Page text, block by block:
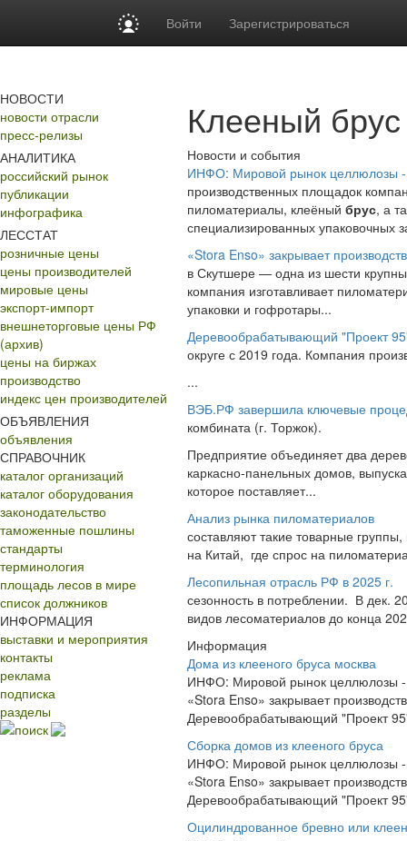
Войти Зарегистрироваться
НОВОСТИ
новости отрасли
пресс-релизы
АНАЛИТИКА
российский рынок
публикации
инфографика
ЛЕССТАТ
розничные цены
цены производителей
мировые цены
экспорт-импорт
внешнеторговые цены РФ
(архив)
цены на биржах
производство
индекс цен производителей
ОБЪЯВЛЕНИЯ
объявления
СПРАВОЧНИК
каталог организаций
каталог оборудования
законодательство
таможенные пошлины
стандарты
терминология
площадь лесов в мире
список должников
ИНФОРМАЦИЯ
выставки и мероприятия
контакты
реклама
подписка
разделы
поиск
Клееный
Новости и события
ИНФО: Мировой рынок целлюлозы -
производственных площадок
пиломатериалы, клеёный брус, а
специализированных упаковочных
«Stora Enso» закрывает
в Скутшере — одна из шести
компания изготавливает
упаковки и гофротары...
Деревообрабатывающий "Проект
округе с 2019 года. Компания
...
ВЭБ.РФ завершила ключевые
комбината (г. Торжок).
Предприятие объединяет два
каркасно-панельных домов,
которое поставляет...
Анализ рынка пиломатериалов
составляют такие товарные
на Китай, где спрос на
Лесопильная отрасль РФ в 2025 г.
сезонность в потреблении. В дек.
видов лесоматериалов до конца
Информация
Дома из клееного бруса москва
ИНФО: Мировой рынок целлюлозы -
«Stora Enso» закрывает
Деревообрабатывающий "Проект
Сборка домов из клееного бруса
ИНФО: Мировой рынок целлюлозы -
«Stora Enso» закрывает
Деревообрабатывающий "Проект
Оцилиндрованное бревно или